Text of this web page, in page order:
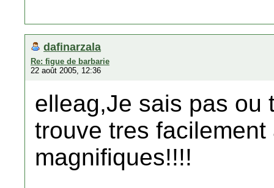
dafinarzala
Re: figue de barbarie
22 août 2005, 12:36
elleag,Je sais pas ou
trouve tres
magnifiques!!!!